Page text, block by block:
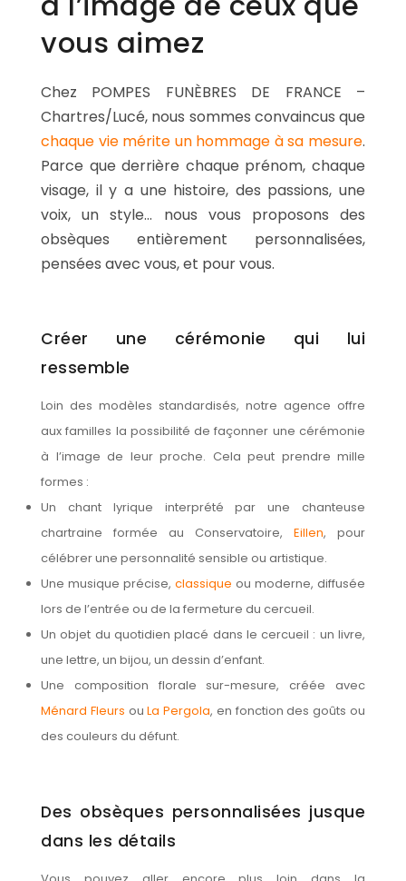
Avis de décès et Démarches en Eure-et-Loir (28)
Enterrement - Inhumation a Lucé et en Eure-et-Loir
Entretien de sépulture
Foire aux questions – Obsèques a Le Coudray et en
Guide : Décès d'un enfant ou adolescent
Livraison de Fleurs Naturelles
Livraison de plaques
Nos cercueils
Nos fleurs naturelles
Nos monuments
Nos urnes funéraires
Rapatriement
Rites & Cultes
Services aux familles
Textes et Conseils pour Cérémonies d'Obsèques
NOTRE AGENCE
ESPACE FAMILLE
vous aimez
Chez POMPES FUNÈBRES DE FRANCE –
Chartres/Lucé, nous sommes convaincus que
chaque vie mérite un hommage à sa mesure.
Parce que derrière chaque prénom, chaque
visage, il y a une histoire, des passions, une
voix, un style... nous vous proposons des
obsèques entièrement personnalisées,
pensées avec vous, et pour vous.
Créer une cérémonie qui lui
ressemble
Loin des modèles standardisés, notre agence offre
aux familles la possibilité de façonner une cérémonie
à l’image de leur proche. Cela peut prendre mille
formes :
Un chant lyrique interprété par une chanteuse
chartraine formée au Conservatoire, Eillen, pour
célébrer une personnalité sensible ou artistique.
Une musique précise, classique ou moderne, diffusée
lors de l’entrée ou de la fermeture du cercueil.
Un objet du quotidien placé dans le cercueil : un livre,
une lettre, un bijou, un dessin d’enfant.
Une composition florale sur-mesure, créée avec
Ménard Fleurs ouLa Pergola, en fonction des goûts ou
des couleurs du défunt.
Des obsèques personnalisées jusque
dans les détails